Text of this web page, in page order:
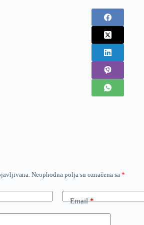
Neophodna polja su označena sa *
Email*